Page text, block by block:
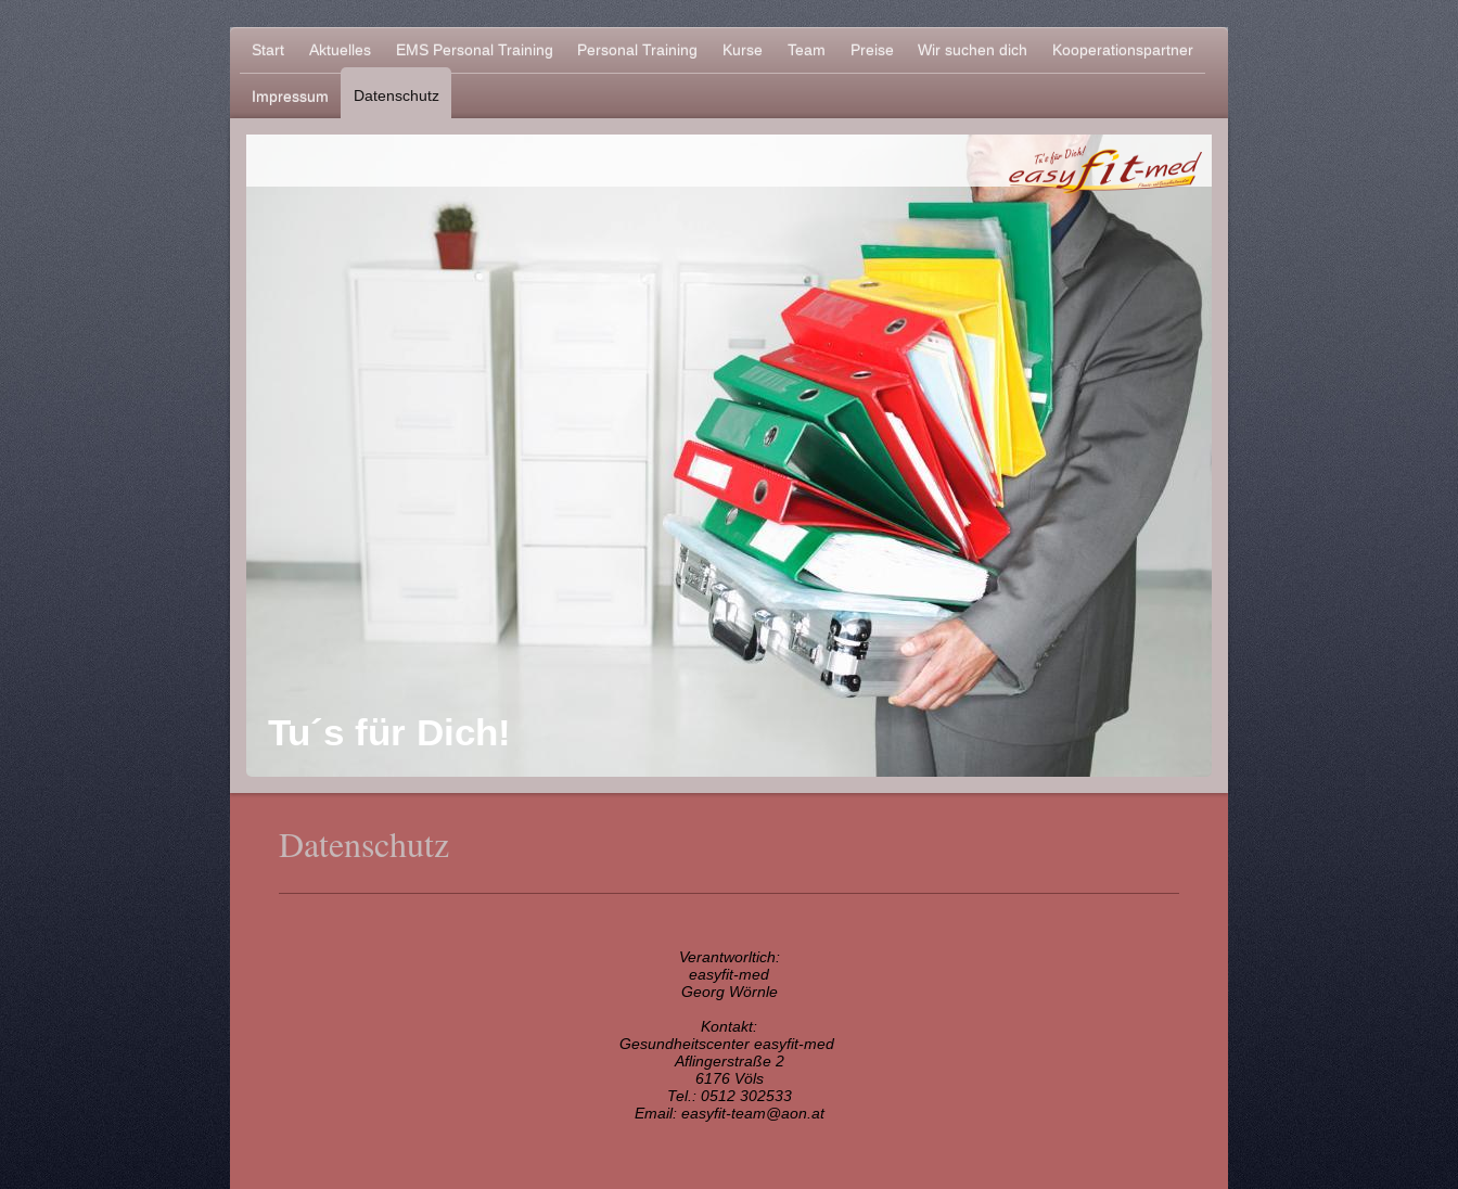
Start Aktuelles EMS Personal Training Personal Training Kurse Team Preise Wir suchen dich Kooperationspartner
Impressum Datenschutz
Tu´s für Dich!
Datenschutz
Verantworltich:
easyfit-med
Georg Wörnle
Kontakt:
Gesundheitscenter easyfit-med
Aflingerstraße 2
6176 Völs
Tel.: 0512 302533
Email: easyfit-team@aon.at